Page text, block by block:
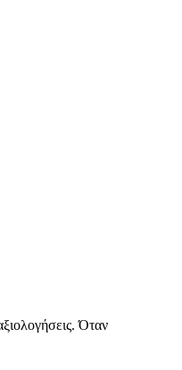
εικόνα του κοινού
σας χρήση της
Όταν